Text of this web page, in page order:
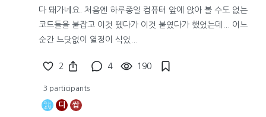
다 돼가네요. 처음엔 하루종일 컴퓨터 앞에 앉아 볼 수도 없는
코드들을 붙잡고 이것 뗐다가 이것 붙였다가 했었는데... 어느
순간 느닷없이 열정이 식었...
2 4 190
3 participants
디 쌉